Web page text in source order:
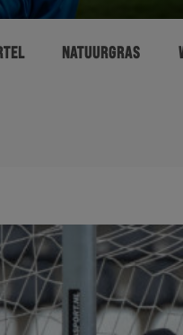
NATUURGRAS